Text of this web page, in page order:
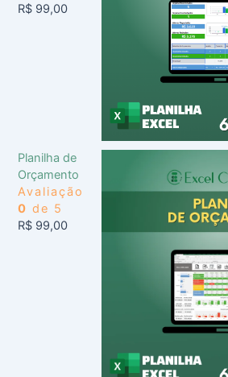
R$ 99,00
Planilha de
Orçamento
Avaliação
0 de 5
R$ 99,00